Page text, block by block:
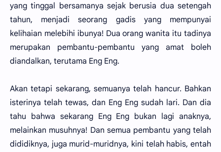
yang tinggal bersamanya sejak berusia dua setengah
tahun, menjadi seorang gadis yang mempunyai
kelihaian melebihi ibunya! Dua orang wanita itu tadinya
merupakan pembantu-pembantu yang amat boleh
diandalkan, terutama Eng Eng.
Akan tetapi sekarang, semuanya telah hancur. Bahkan
isterinya telah tewas, dan Eng Eng sudah lari. Dan dia
tahu bahwa sekarang Eng Eng bukan lagi anaknya,
melainkan musuhnya! Dan semua pembantu yang telah
dididiknya, juga murid-muridnya, kini telah habis, entah